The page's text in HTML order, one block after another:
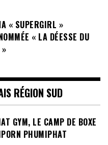
« SUPERGIRL »
« LA DÉESSE DU
RÉGION SUD
GYM, LE CAMP DE BOXE